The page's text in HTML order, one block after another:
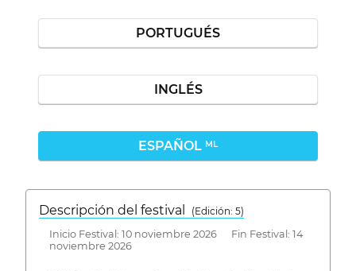
PORTUGUÉS
INGLÉS
ESPAÑOL ML
Descripción del festival
( Edición: 5)
Inicio Festival: 10 noviembre 2026 Fin Festival: 14
noviembre 2026